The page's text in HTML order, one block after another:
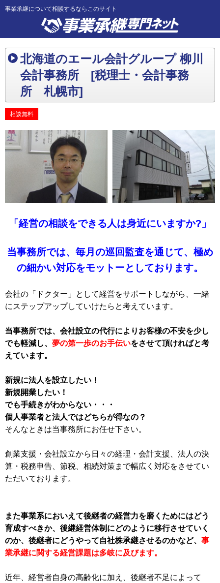
事業承継について相談するならこのサイト
北海道のエール会計グループ 柳川
会計事務所 [税理士・会計事務
所 札幌市]
相談無料
「経営の相談をできる人は身近にいますか?」
当事務所では、毎月の巡回監査を通じて、極め
の細かい対応をモットーとしております。
会社の「ドクター」として経営をサポートしながら、一緒
にステップアップしていけたらと考えています。
当事務所では、会社設立の代行によりお客様の不安を少し
でも軽減し、 夢の第一歩のお手伝いをさせて頂ければと考
えています。
新規に法人を設立したい！
新規開業したい！
でも手続きがわからない・・・
個人事業者と法人ではどちらが得なの？
そんなときは当事務所にお任せ下さい。
創業支援・会社設立から日々の経理・会計支援、法人の決
算・税務申告、節税、相続対策まで幅広く対応をさせてい
ただいております。
また事業系においえて後継者の経営力を磨くためにはどう
育成すべきか、後継経営体制にどのように移行させていく
のか、後継者にどうやって自社株承継させるのかなど、 事
業承継に関する経営課題は多岐に及びます。
近年、経営者自身の高齢化に加え、後継者不足によって